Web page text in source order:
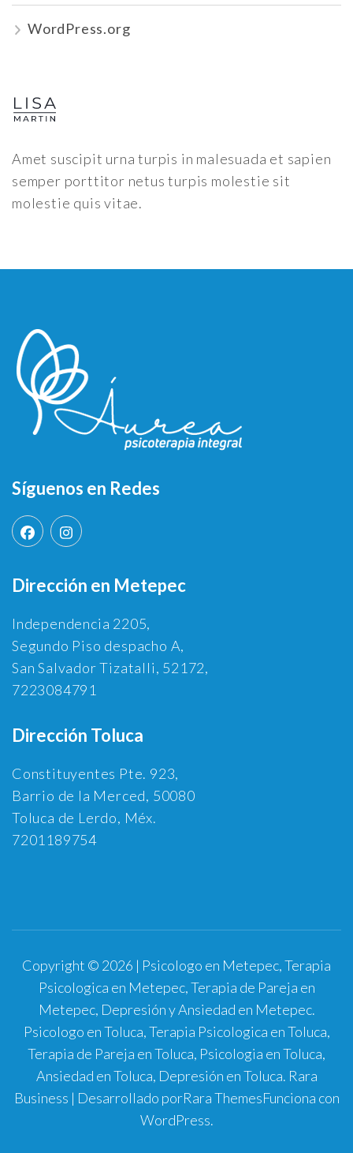
WordPress.org
Amet suscipit urna turpis in malesuada et sapien
semper porttitor netus turpis molestie sit
molestie quis vitae.
Síguenos en Redes
Dirección en Metepec
Independencia 2205,
Segundo Piso despacho A,
San Salvador Tizatalli, 52172,
7223084791
Dirección Toluca
Constituyentes Pte. 923,
Barrio de la Merced, 50080
Toluca de Lerdo, Méx.
7201189754
Copyright © 2026 | Psicologo en Metepec, Terapia
Psicologica en Metepec, Terapia de Pareja en
Metepec, Depresión y Ansiedad en Metepec.
Psicologo en Toluca, Terapia Psicologica en Toluca,
Terapia de Pareja en Toluca, Psicologia en Toluca,
Ansiedad en Toluca, Depresión en Toluca. Rara
Business | Desarrollado porRara ThemesFunciona con
WordPress.